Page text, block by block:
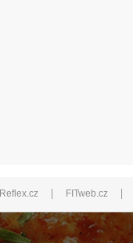
Reflex.cz | FITweb.cz |